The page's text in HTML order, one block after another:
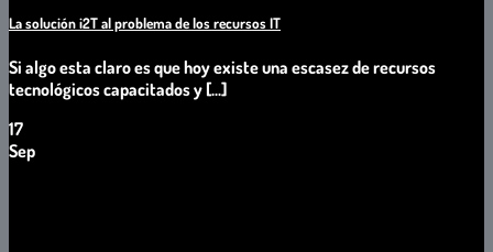
La solución i2T al problema de los recursos IT
Si algo esta claro es que hoy existe una escasez de recursos
tecnológicos capacitados y [...]
17
Sep